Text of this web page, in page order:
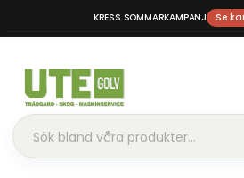
KRESS SOMMARKAMPANJ Se